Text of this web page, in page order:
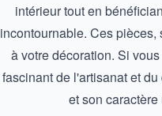
intérieur tout en
incontournable. Ces
à votre décoration. Si
fascinant de l'artisanat et
et son